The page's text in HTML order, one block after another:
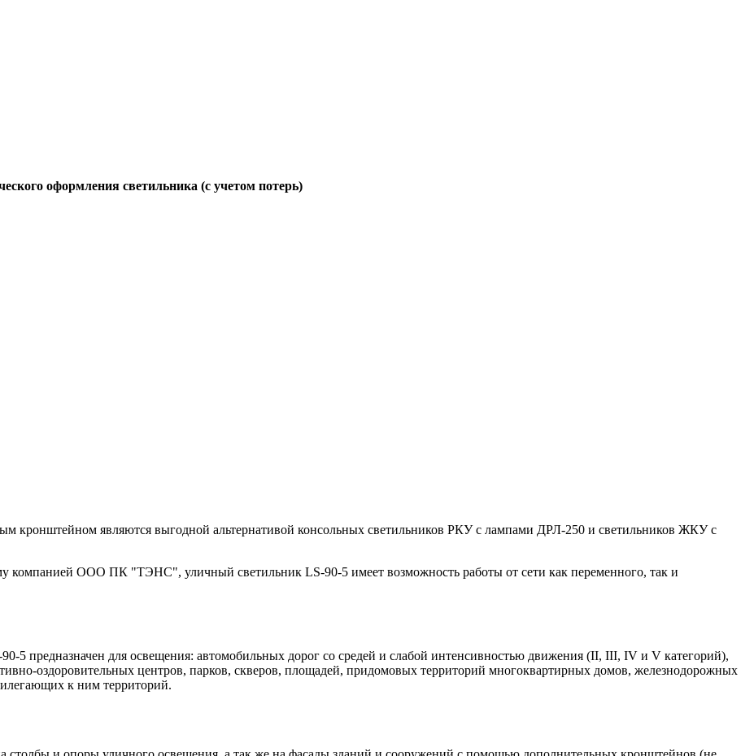
оформления светильника (с учетом потерь)
кронштейном являются выгодной альтернативой консольных светильников РКУ с лампами ДРЛ-250 и светильников ЖКУ с
компанией ООО ПК "ТЭНС", уличный светильник LS-90-5 имеет возможность работы от сети как переменного, так и
5 предназначен для освещения: автомобильных дорог со средей и слабой интенсивностью движения (II, III, IV и V категорий),
оздоровительных центров, парков, скверов, площадей, придомовых территорий многоквартирных домов, железнодорожных
к ним территорий.